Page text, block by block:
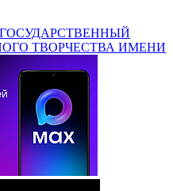
ГОСУДАРСТВЕННЫЙ
ТВОРЧЕСТВА ИМЕНИ